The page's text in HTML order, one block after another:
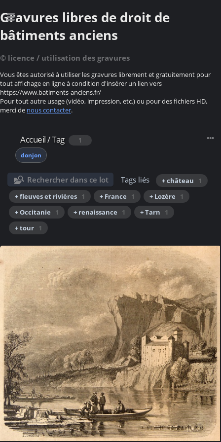
Gravures libres de droit de
bâtiments anciens
© licence / utilisation des gravures
Vous êtes autorisé à utiliser les gravures librement et gratuitement pour
tout affichage en ligne à condition d'insérer un lien vers
https://www.batiments-anciens.fr/
Pour tout autre usage (vidéo, impression, etc.) ou pour des fichiers HD,
merci de nous contacter.
Accueil/Tag
1
donjon
Rechercher dans ce lot Tags liés + château
1
+ fleuves et rivières 1 + France 1 + Lozère
1
+ Occitanie
1 + renaissance 1 + Tarn
1
+ tour 1